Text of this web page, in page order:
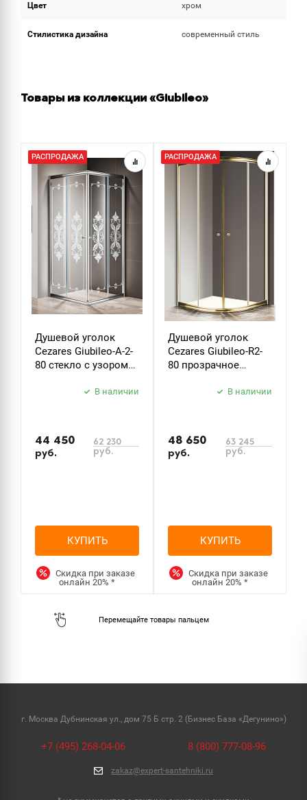
Цвет хром
Стилистика дизайна современный стиль
Товары из коллекции «Giubileo»
РАСПРОДАЖА
Душевой уголок
Cezares Giubileo-A-2-
80 стекло с узором
В наличии
44 450
руб.
62 230
руб.
КУПИТЬ
Скидка при заказе
онлайн20%*
РАСПРОДАЖА
Душевой уголок
Cezares Giubileo-R2-
80 прозрачное
В наличии
48 650
руб.
63 245
руб.
КУПИТЬ
Скидка при заказе
онлайн20%*
г. Москва Дубнинская ул., дом 75 Б стр. 2 (Бизнес База «Дегунино»)
+7 (495) 268-04-06 8 (800) 777-08-96
zakaz@expert-santehniki.ru